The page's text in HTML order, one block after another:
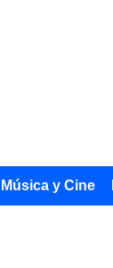
Música y Cine